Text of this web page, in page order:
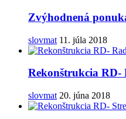
Zvýhodnená
slovmat 11. júla 2018
Rekonštrukcia RD-
slovmat 20. júna 2018